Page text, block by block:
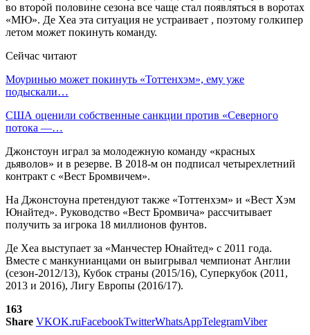
во второй половине сезона все чаще стал появляться в воротах
«МЮ». Де Хеа эта ситуация не устраивает , поэтому голкипер
летом может покинуть команду.
Сейчас читают
Моуринью может покинуть «Тоттенхэм», ему уже
подыскали…
США оценили собственные санкции против «Северного
потока —…
Джонстоун играл за молодежную команду «красных
дьяволов» и в резерве. В 2018-м он подписал четырехлетний
контракт с «Вест Бромвичем».
На Джонстоуна претендуют также «Тоттенхэм» и «Вест Хэм
Юнайтед». Руководство «Вест Бромвича» рассчитывает
получить за игрока 18 миллионов фунтов.
Де Хеа выступает за «Манчестер Юнайтед» с 2011 года.
Вместе с манкунианцами он выигрывал чемпионат Англии
(сезон-2012/13), Кубок страны (2015/16), Суперкубок (2011,
2013 и 2016), Лигу Европы (2016/17).
163
Share VKOK.ruFacebookTwitterWhatsAppTelegramViber